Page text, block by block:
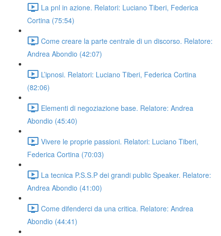
La pnl in azione. Relatori: Luciano Tiberi, Federica
Cortina (75:54)
Come creare la parte centrale di un discorso. Relatore:
Andrea Abondio (42:07)
L’ipnosi. Relatori: Luciano Tiberi, Federica Cortina
(82:06)
Elementi di negoziazione base. Relatore: Andrea
Abondio (45:40)
Vivere le proprie passioni. Relatori: Luciano Tiberi,
Federica Cortina (70:03)
La tecnica P.S.S.P dei grandi public Speaker. Relatore:
Andrea Abondio (41:00)
Come difenderci da una critica. Relatore: Andrea
Abondio (44:41)